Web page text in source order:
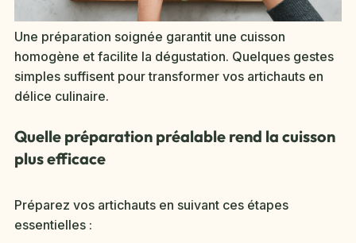
Une préparation soignée garantit une cuisson
homogène et facilite la dégustation. Quelques gestes
simples suffisent pour transformer vos artichauts en
délice culinaire.
Quelle préparation préalable rend la cuisson
plus efficace
Préparez vos artichauts en suivant ces étapes
essentielles :